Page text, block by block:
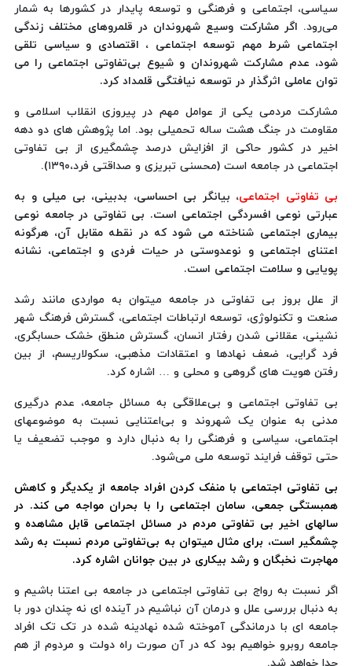
سیاسی، اجتماعی و فرهنگی و توسعه پایدار در کشورها به‌ شمار
می‌رود. اگر مشارکت وسیع شهروندان در قلمروهای مختلف زندگی
اجتماعی شرط مهم توسعه اجتماعی ، اقتصادی و سیاسی تلقی
شود، عدم مشارکت شهروندان و شیوع‌ بی‌تفاوتی اجتماعی را می
توان عاملی اثرگذار در توسعه نیافتگی قلمداد کرد.
مشارکت مردمی یکی از عوامل مهم در پیروزی انقلاب اسلامی و
مقاومت در جنگ هشت ساله تحمیلی بود. اما پژوهش های دو دهه
اخیر در کشور حاکی از افزایش درصد چشمگیری از بی تفاوتی
اجتماعی در جامعه است (محسنی تبریزی و صداقتی فرد،۱۳۹۰).
بی تفاوتی اجتماعی، بیانگر بی احساسی، بدبینی، بی میلی و به
عبارتی نوعی افسردگی اجتماعی است. بی تفاوتی در جامعه نوعی
بیماری اجتماعی شناخته می شود که در نقطه مقابل آن، هرگونه‌
اعتنای اجتماعی و نوعدوستی در حیات فردی و اجتماعی، نشانه
پویایی و سلامت اجتماعی است.
از علل بروز بی تفاوتی در جامعه میتوان به مواردی مانند رشد
صنعت و تکنولوژی، توسعه ارتباطات اجتماعی، گسترش فرهنگ شهر
نشینی، عقلانی شدن رفتار انسان، گسترش منطق خشک حسابگری،
فرد گرایی، ضعف نهادها و اعتقادات مذهبی، سکولاریسم، از بین
رفتن هویت های گروهی و محلی و … اشاره کرد.
بی تفاوتی اجتماعی و بی‌علاقگی به مسائل جامعه، عدم درگیری
مدنی به عنوان یک شهروند و بی‌اعتنایی نسبت به موضوعهای
اجتماعی، سیاسی و فرهنگی را به دنبال دارد و موجب تضعیف یا
حتی توقف فرایند توسعه ملی می‌شود.
بی تفاوتی اجتماعی با منفک کردن افراد جامعه از یکدیگر و کاهش
همبستگی جمعی، سامان اجتماعی را با بحران مواجه می کند. در
سالهای اخیر بی تفاوتی مردم در مسائل اجتماعی قابل مشاهده و
چشمگیر است، برای مثال میتوان به بی‌تفاوتی مردم نسبت به رشد
مهاجرت نخبگان و رشد بیکاری در بین جوانان اشاره کرد.
اگر نسبت به رواج بی تفاوتی اجتماعی در جامعه بی اعتنا باشیم و
به دنبال بررسی علل و درمان آن نباشیم در آینده ای نه چندان دور با
جامعه ای با درماندگی آموخته شده نهادینه شده در تک تک افراد
جامعه روبرو خواهیم بود که در آن صورت راه دولت و مردوم از هم